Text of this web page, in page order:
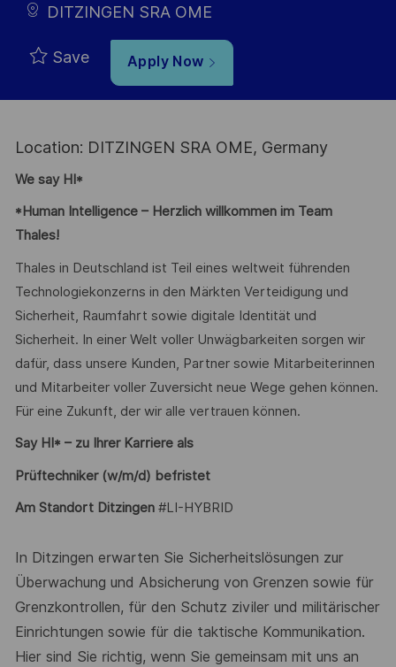
DITZINGEN SRA OME
Save Apply Now
Location: DITZINGEN SRA OME, Germany
We say HI*
*Human Intelligence – Herzlich willkommen im Team
Thales!
Thales in Deutschland ist Teil eines weltweit führenden
Technologiekonzerns in den Märkten Verteidigung und
Sicherheit, Raumfahrt sowie digitale Identität und
Sicherheit. In einer Welt voller Unwägbarkeiten sorgen wir
dafür, dass unsere Kunden, Partner sowie Mitarbeiterinnen
und Mitarbeiter voller Zuversicht neue Wege gehen können.
Für eine Zukunft, der wir alle vertrauen können.
Say HI* – zu Ihrer Karriere als
Prüftechniker (w/m/d) befristet
Am Standort Ditzingen#LI-HYBRID
In Ditzingen erwarten Sie Sicherheitslösungen zur
Überwachung und Absicherung von Grenzen sowie für
Grenzkontrollen, für den Schutz ziviler und militärischer
Einrichtungen sowie für die taktische Kommunikation.
Hier sind Sie richtig, wenn Sie gemeinsam mit uns an